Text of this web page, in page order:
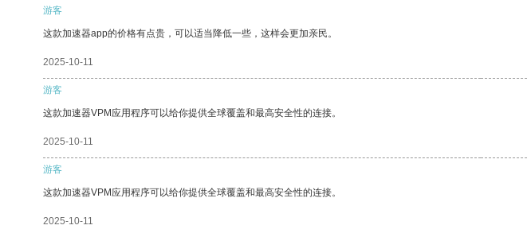
游客
这款加速器app的价格有点贵，可以适当降低一些，这样会更加亲民。
2025-10-11
游客
这款加速器VPM应用程序可以给你提供全球覆盖和最高安全性的连接。
2025-10-11
游客
这款加速器VPM应用程序可以给你提供全球覆盖和最高安全性的连接。
2025-10-11